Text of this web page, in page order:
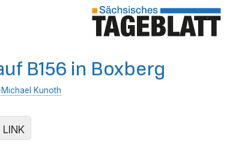
B156 in Boxberg
Kunoth
LINK